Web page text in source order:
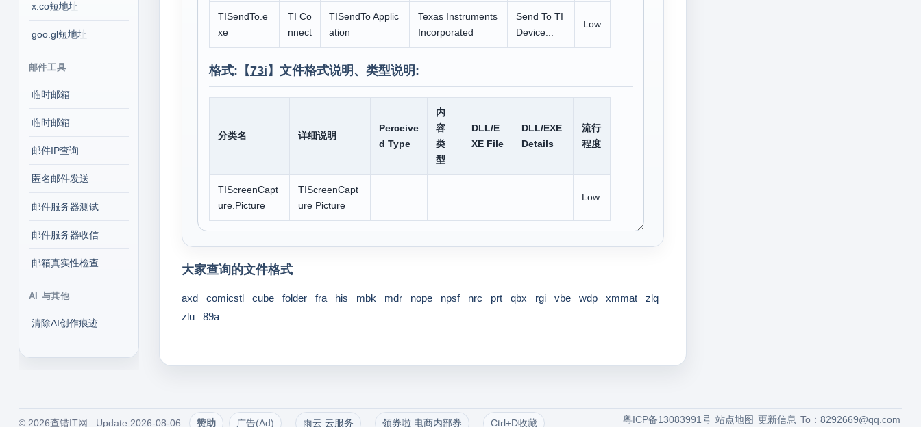
x.co短地址
goo.gl短地址
邮件工具
临时邮箱
临时邮箱
邮件IP查询
匿名邮件发送
邮件服务器测试
邮件服务器收信
邮箱真实性检查
AI 与其他
清除AI创作痕迹
TISendTo.e
xe
TI Co
nnect
TISendTo Applic
ation
Texas Instruments
Incorporated
Send To TI
Device...
Low
格式:【73i 】文件格式说明、类型说明:
分类名 详细说明
Perceive
d Type
内
容
类
型
DLL/E
XE File
DLL/EXE
Details
流行
程度
TIScreenCapt
ure.Picture
TIScreenCapt
ure Picture
Low
大家查询的文件格式
axd comicstl cube folder fra his mbk mdr nope npsf nrc prt qbx rgi vbe wdp xmmat
zlq
zlu
89a
© 2026查错IT网. Update:2026-08-06 赞助 广告(Ad) 雨云 云服务 领券啦 电商内部券 Ctrl+D收藏 To：8292669@qq.com
更新信息
站点地图
粤ICP备13083991号